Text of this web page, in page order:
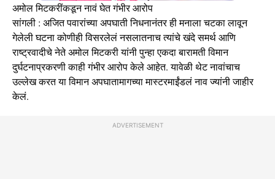
अमोल मिटकरींकडून नावं घेत गंभीर आरोप
सांगली : अजित पवारांच्या अपघाती निधनानंतर ही मनाला चटका लावून
गेलेली घटना कोणीही विसरलेलं नसलातनाच त्यांचे खंदे समर्थ आणि
राष्ट्रवादीचे नेते अमोल मिटकरी यांनी पुन्हा एकदा बारामती विमान
दुर्घटनाप्रकरणी काही गंभीर आरोप केले आहेत. यावेळी थेट नावांचाच
उल्लेख करत या विमान अपघातामागच्या मास्टरमाईंडलं नाव ज्यांनी जाहीर
केलं.
ADVERTISEMENT